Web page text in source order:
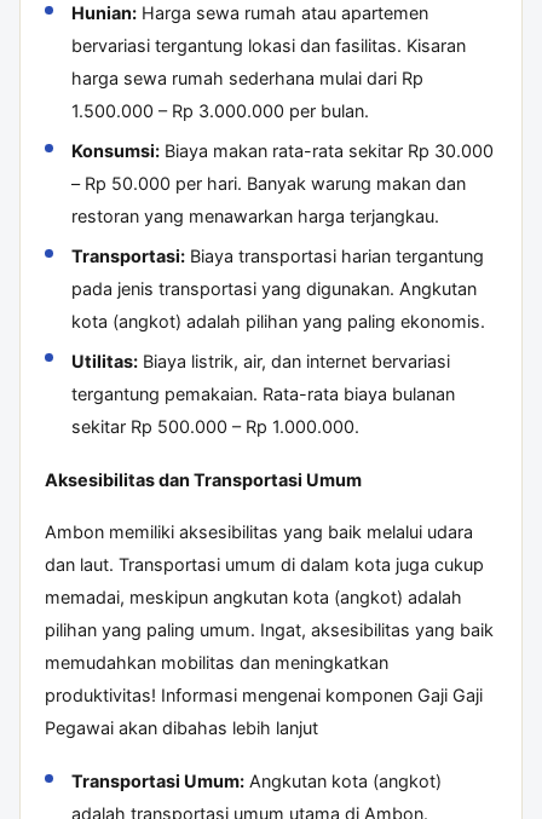
Hunian:Harga sewa rumah atau apartemen
bervariasi tergantung lokasi dan fasilitas. Kisaran
harga sewa rumah sederhana mulai dari Rp
1.500.000 – Rp 3.000.000 per bulan.
Konsumsi:Biaya makan rata-rata sekitar Rp 30.000
– Rp 50.000 per hari. Banyak warung makan dan
restoran yang menawarkan harga terjangkau.
Transportasi:Biaya transportasi harian tergantung
pada jenis transportasi yang digunakan. Angkutan
kota (angkot) adalah pilihan yang paling ekonomis.
Utilitas:Biaya listrik, air, dan internet bervariasi
tergantung pemakaian. Rata-rata biaya bulanan
sekitar Rp 500.000 – Rp 1.000.000.
Aksesibilitas dan Transportasi Umum
Ambon memiliki aksesibilitas yang baik melalui udara
dan laut. Transportasi umum di dalam kota juga cukup
memadai, meskipun angkutan kota (angkot) adalah
pilihan yang paling umum. Ingat, aksesibilitas yang baik
memudahkan mobilitas dan meningkatkan
produktivitas! Informasi mengenai komponen Gaji Gaji
Pegawai akan dibahas lebih lanjut
Transportasi Umum:Angkutan kota (angkot)
adalah transportasi umum utama di Ambon.